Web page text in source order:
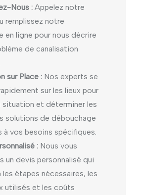
Nous : Appelez notre
remplissez notre
en ligne pour nous décrire
de canalisation
sur Place : Nos experts se
sur les lieux pour
situation et déterminer les
solutions de débouchage
à vos besoins spécifiques.
: Nous vous
un devis personnalisé qui
les étapes nécessaires, les
utilisés et les coûts